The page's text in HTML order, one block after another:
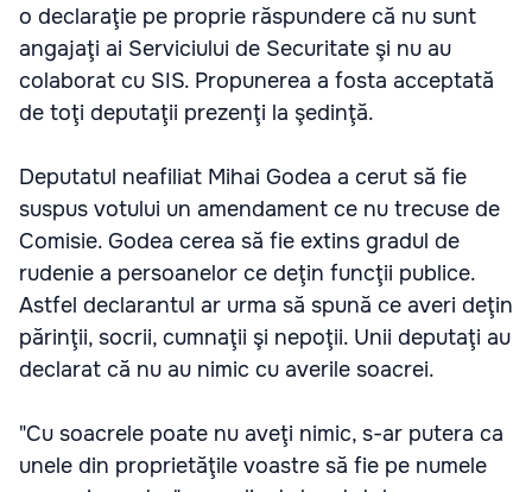
o declaraţie pe proprie răspundere că nu sunt
angajaţi ai Serviciului de Securitate şi nu au
colaborat cu SIS. Propunerea a fosta acceptată
de toţi deputaţii prezenţi la şedinţă.
Deputatul neafiliat Mihai Godea a cerut să fie
suspus votului un amendament ce nu trecuse de
Comisie. Godea cerea să fie extins gradul de
rudenie a persoanelor ce deţin funcţii publice.
Astfel declarantul ar urma să spună ce averi deţin
părinţii, socrii, cumnaţii şi nepoţii. Unii deputaţi au
declarat că nu au nimic cu averile soacrei.
"Cu soacrele poate nu aveţi nimic, s-ar putera ca
unele din proprietăţile voastre să fie pe numele